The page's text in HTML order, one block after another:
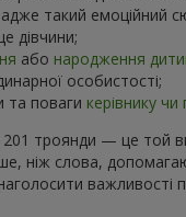
такий емоційний
дівчини;
або народження
особистості;
та поваги керівнику
201 троянди — це той
ніж слова,
важливості